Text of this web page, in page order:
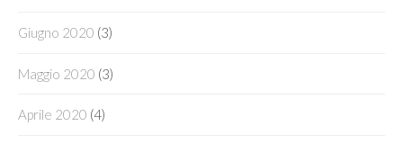
Giugno 2020 (3)
Maggio 2020 (3)
Aprile 2020 (4)